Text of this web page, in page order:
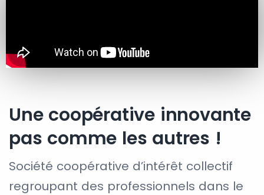
Une coopérative innovante
pas comme les autres !
Société coopérative d’intérêt collectif
regroupant des professionnels dans le